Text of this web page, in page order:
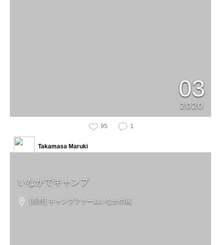
03
2020
95 1
いなかでキャンプ
[長野] キャンプファームいなかの風
Takamasa Maruki